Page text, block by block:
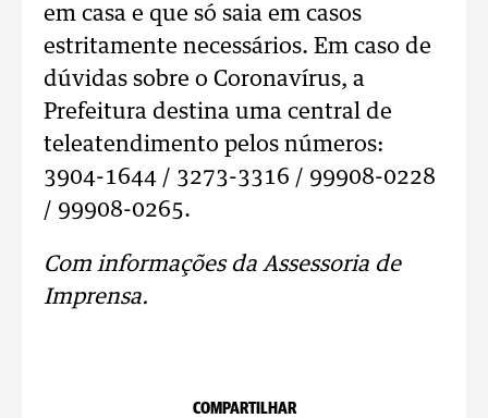
em casa e que só saia em casos
estritamente necessários. Em caso de
dúvidas sobre o Coronavírus, a
Prefeitura destina uma central de
teleatendimento pelos números:
3904-1644 / 3273-3316 / 99908-0228
/ 99908-0265.
Com informações da Assessoria de
Imprensa.
COMPARTILHAR